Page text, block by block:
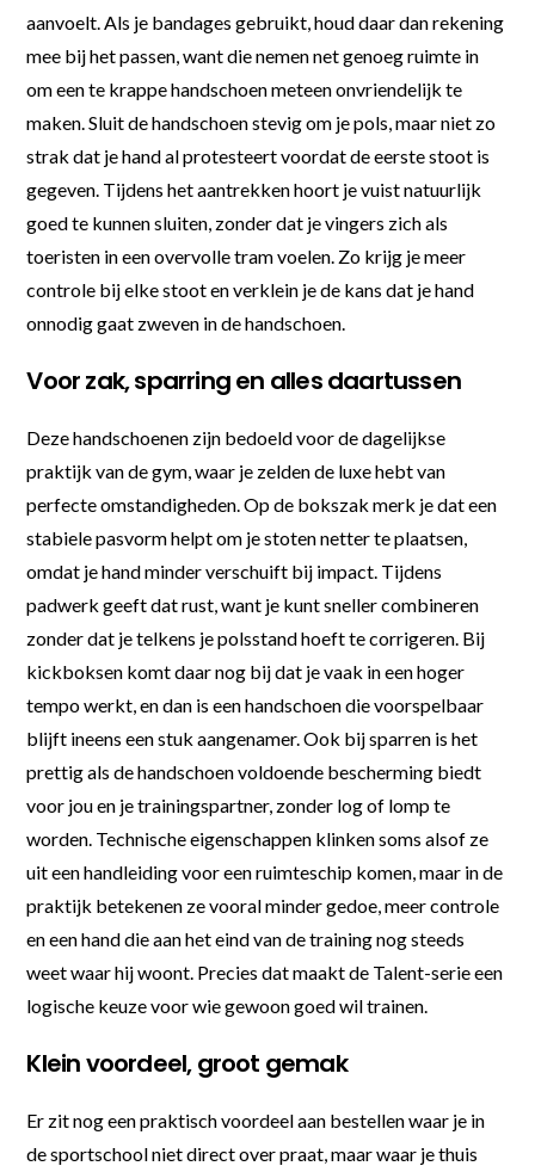
aanvoelt. Als je bandages gebruikt, houd daar dan rekening
mee bij het passen, want die nemen net genoeg ruimte in
om een te krappe handschoen meteen onvriendelijk te
maken. Sluit de handschoen stevig om je pols, maar niet zo
strak dat je hand al protesteert voordat de eerste stoot is
gegeven. Tijdens het aantrekken hoort je vuist natuurlijk
goed te kunnen sluiten, zonder dat je vingers zich als
toeristen in een overvolle tram voelen. Zo krijg je meer
controle bij elke stoot en verklein je de kans dat je hand
onnodig gaat zweven in de handschoen.
Voor zak, sparring en alles daartussen
Deze handschoenen zijn bedoeld voor de dagelijkse
praktijk van de gym, waar je zelden de luxe hebt van
perfecte omstandigheden. Op de bokszak merk je dat een
stabiele pasvorm helpt om je stoten netter te plaatsen,
omdat je hand minder verschuift bij impact. Tijdens
padwerk geeft dat rust, want je kunt sneller combineren
zonder dat je telkens je polsstand hoeft te corrigeren. Bij
kickboksen komt daar nog bij dat je vaak in een hoger
tempo werkt, en dan is een handschoen die voorspelbaar
blijft ineens een stuk aangenamer. Ook bij sparren is het
prettig als de handschoen voldoende bescherming biedt
voor jou en je trainingspartner, zonder log of lomp te
worden. Technische eigenschappen klinken soms alsof ze
uit een handleiding voor een ruimteschip komen, maar in de
praktijk betekenen ze vooral minder gedoe, meer controle
en een hand die aan het eind van de training nog steeds
weet waar hij woont. Precies dat maakt de Talent-serie een
logische keuze voor wie gewoon goed wil trainen.
Klein voordeel, groot gemak
Er zit nog een praktisch voordeel aan bestellen waar je in
de sportschool niet direct over praat, maar waar je thuis